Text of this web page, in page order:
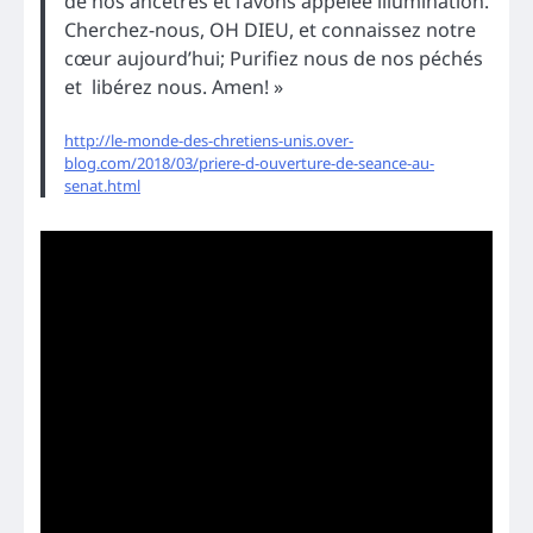
Cherchez-nous, OH DIEU, et connaissez notre
cœur aujourd’hui; Purifiez nous de nos péchés
et libérez nous. Amen! »
http://le-monde-des-chretiens-unis.over-
blog.com/2018/03/priere-d-ouverture-de-seance-au-
senat.html